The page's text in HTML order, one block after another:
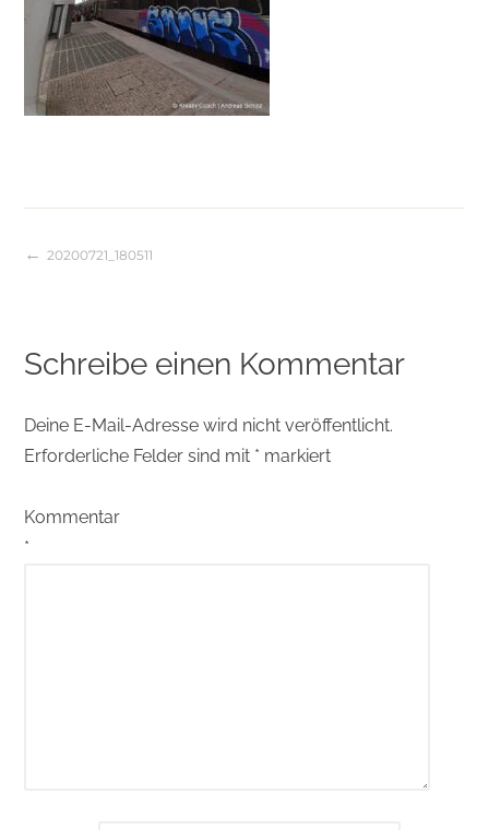
Beitragsnavigation
20200721_180511
Schreibe einen Kommentar
Deine E-Mail-Adresse wird nicht veröffentlicht.
Erforderliche Felder sind mit * markiert
Kommentar
*